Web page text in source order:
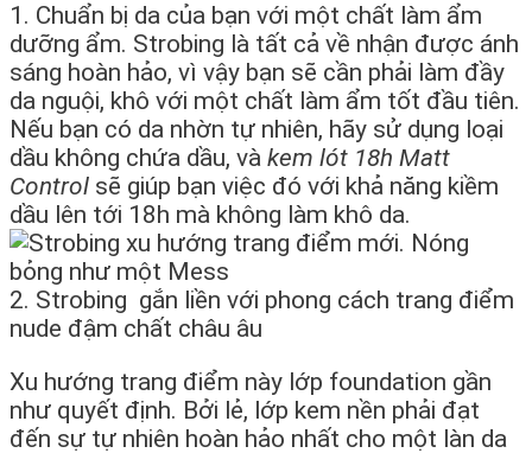
1. Chuẩn bị da của bạn với một chất làm ẩm
dưỡng ẩm. Strobing là tất cả về nhận được ánh
sáng hoàn hảo, vì vậy bạn sẽ cần phải làm đầy
da nguội, khô với một chất làm ẩm tốt đầu tiên.
Nếu bạn có da nhờn tự nhiên, hãy sử dụng loại
dầu không chứa dầu, và kem lót 18h Matt
Control sẽ giúp bạn việc đó với khả năng kiềm
dầu lên tới 18h mà không làm khô da.
2. Strobing gắn liền với phong cách trang điểm
nude đậm chất châu âu
Xu hướng trang điểm này lớp foundation gần
như quyết định. Bởi lẻ, lớp kem nền phải đạt
đến sự tự nhiên hoàn hảo nhất cho một làn da